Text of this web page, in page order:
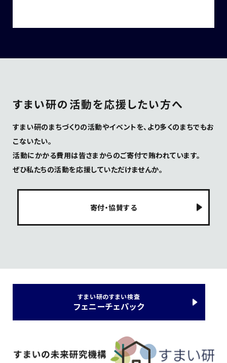
すまい研の活動を応援したい方へ
すまい研のまちづくりの活動やイベントを、より多くのまちでもお
こないたい。
活動にかかる費用は皆さまからのご寄付で賄われています。
ぜひ私たちの活動を応援していただけませんか。
寄付・協賛する
すまい研のすまい検査
フェニーチェパック